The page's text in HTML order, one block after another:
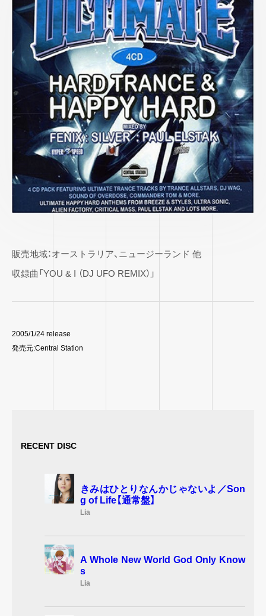
販売地域：オーストラリア、ニュージーランド 他
収録曲「YOU & I （DJ UFO REMIX）」
2005/1/24 release
発売元:Central Station
RECENT DISC
きみはひとりなんかじゃないよ／Son
g of Life【通常盤】
Lia
A Whole New World God Only Know
s
Lia